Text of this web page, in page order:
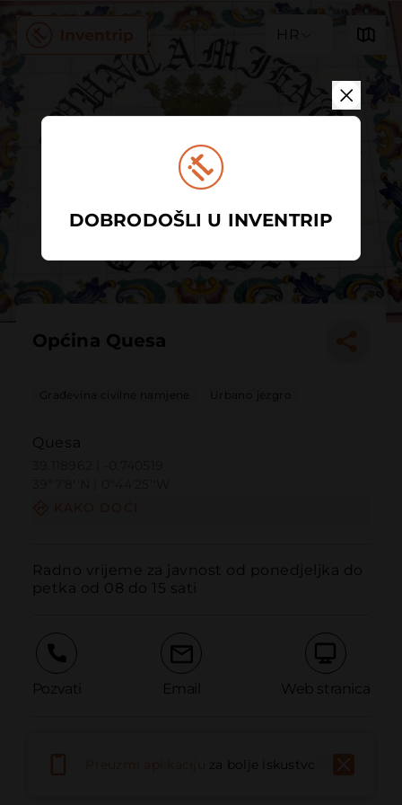
HR
Općina Quesa
Građevina civilne namjene Urbano jezgro
Quesa
Radno vrijeme za javnost od ponedjeljka do
petka od 08 do 15 sati
Pozvati Email Web stranica
za bolje iskustvo
DOBRODOŠLI U INVENTRIP